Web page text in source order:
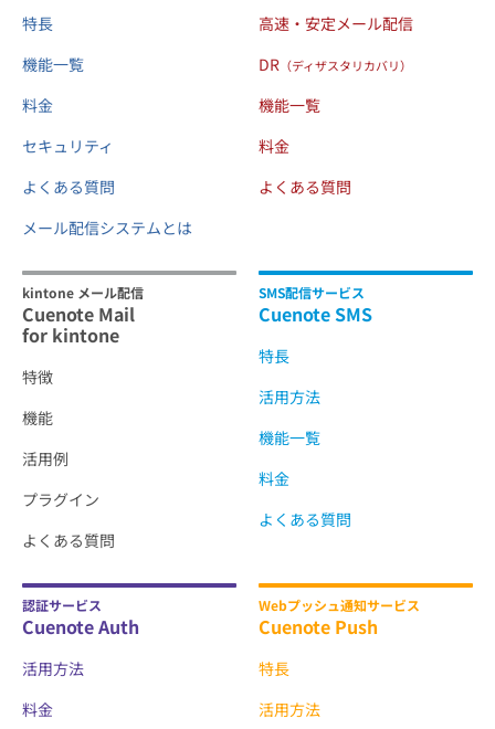
特長
機能一覧
料金
セキュリティ
よくある質問
メール配信システムとは
高速・安定メール配信
DR （ディザスタリカバリ）
機能一覧
料金
よくある質問
kintone メール配信
Cuenote Mail
for kintone
特徴
機能
活用例
プラグイン
よくある質問
SMS配信サービス
Cuenote SMS
特長
活用方法
機能一覧
料金
よくある質問
認証サービス
Cuenote Auth
活用方法
料金
Webプッシュ通知サービス
Cuenote Push
特長
活用方法